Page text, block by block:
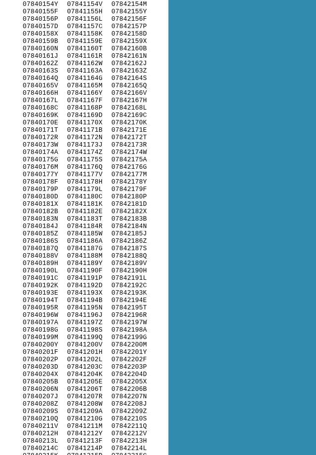
07840154Y
07840155F
07840156P
07840157D
07840158X
07840159B
07840160N
07840161J
07840162Z
07840163S
07840164Q
07840165V
07840166H
07840167L
07840168C
07840169K
07840170E
07840171T
07840172R
07840173W
07840174A
07840175G
07840176M
07840177Y
07840178F
07840179P
07840180D
07840181X
07840182B
07840183N
07840184J
07840185Z
07840186S
07840187Q
07840188V
07840189H
07840190L
07840191C
07840192K
07840193E
07840194T
07840195R
07840196W
07840197A
07840198G
07840199M
07840200Y
07840201F
07840202P
07840203D
07840204X
07840205B
07840206N
07840207J
07840208Z
07840209S
07840210Q
07840211V
07840212H
07840213L
07840214C
07841154V
07841155H
07841156L
07841157C
07841158K
07841159E
07841160T
07841161R
07841162W
07841163A
07841164G
07841165M
07841166Y
07841167F
07841168P
07841169D
07841170X
07841171B
07841172N
07841173J
07841174Z
07841175S
07841176Q
07841177V
07841178H
07841179L
07841180C
07841181K
07841182E
07841183T
07841184R
07841185W
07841186A
07841187G
07841188M
07841189Y
07841190F
07841191P
07841192D
07841193X
07841194B
07841195N
07841196J
07841197Z
07841198S
07841199Q
07841200V
07841201H
07841202L
07841203C
07841204K
07841205E
07841206T
07841207R
07841208W
07841209A
07841210G
07841211M
07841212Y
07841213F
07841214P
07842154M
07842155Y
07842156F
07842157P
07842158D
07842159X
07842160B
07842161N
07842162J
07842163Z
07842164S
07842165Q
07842166V
07842167H
07842168L
07842169C
07842170K
07842171E
07842172T
07842173R
07842174W
07842175A
07842176G
07842177M
07842178Y
07842179F
07842180P
07842181D
07842182X
07842183B
07842184N
07842185J
07842186Z
07842187S
07842188Q
07842189V
07842190H
07842191L
07842192C
07842193K
07842194E
07842195T
07842196R
07842197W
07842198A
07842199G
07842200M
07842201Y
07842202F
07842203P
07842204D
07842205X
07842206B
07842207N
07842208J
07842209Z
07842210S
07842211Q
07842212V
07842213H
07842214L